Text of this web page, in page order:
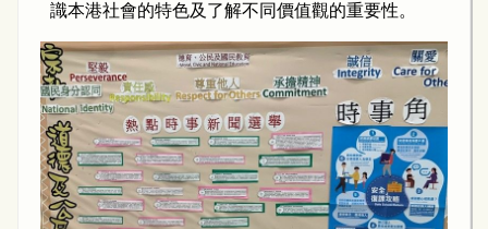
識本港社會的特色及了解不同價值觀的重要性。